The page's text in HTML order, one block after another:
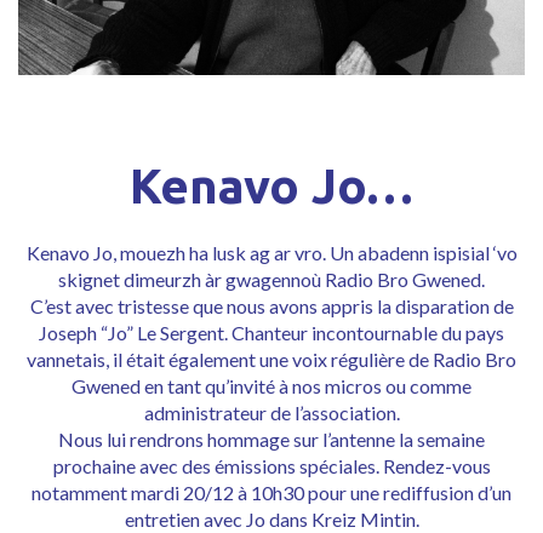
Kenavo Jo…
Kenavo Jo, mouezh ha lusk ag ar vro. Un abadenn ispisial ‘vo
skignet dimeurzh àr gwagennoù Radio Bro Gwened.
C’est avec tristesse que nous avons appris la disparation de
Joseph “Jo” Le Sergent. Chanteur incontournable du pays
vannetais, il était également une voix régulière de Radio Bro
Gwened en tant qu’invité à nos micros ou comme
administrateur de l’association.
Nous lui rendrons hommage sur l’antenne la semaine
prochaine avec des émissions spéciales. Rendez-vous
notamment mardi 20/12 à 10h30 pour une rediffusion d’un
entretien avec Jo dans Kreiz Mintin.